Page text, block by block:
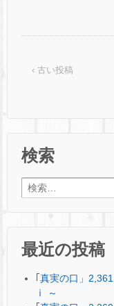
‹ 古い投稿
検索
検索:
最近の投稿
｢真実の口」
ⅰ ～